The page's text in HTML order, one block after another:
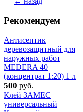
Рекомендуем
Антисептик
деревозащитный для
наружных работ
MEDERA 40
(концентрат 1:20) 1 л
500 руб.
Клей ЗАМЕС
универсальный